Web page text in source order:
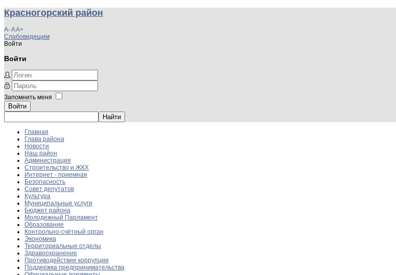
Красногорский район
A-AA+
Слабовидящим
Войти
Войти
Запомнить меня
Войти
Главная
Глава района
Новости
Наш район
Администрация
Строительство и ЖКХ
Интернет - приемная
Безопасность
Совет депутатов
Культура
Муниципальные услуги
Бюджет района
Молодежный Парламент
Образование
Контрольно-счётный орган
Экономика
Территориальные отделы
Здравоохранение
Противодействие коррупции
Поддержка предпринимательства